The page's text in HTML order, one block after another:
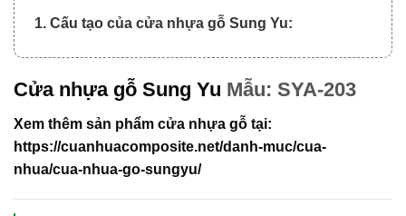
1. Cấu tạo của cửa nhựa gỗ Sung Yu:
Cửa nhựa gỗ Sung Yu Mẫu: SYA-203
Xem thêm sản phẩm cửa nhựa gỗ tại:
https://cuanhuacomposite.net/danh-muc/cua-
nhua/cua-nhua-go-sungyu/